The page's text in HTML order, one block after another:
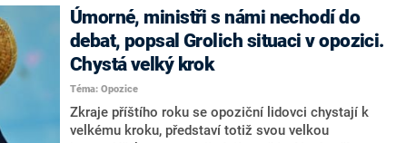
Úmorné, ministři s námi nechodí do
debat, popsal Grolich situaci v opozici.
Chystá velký krok
Téma: Opozice
Zkraje příštího roku se opoziční lidovci chystají k
velkému kroku, představí totiž svou velkou